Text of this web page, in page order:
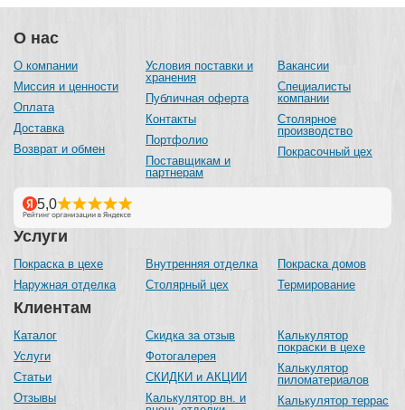
О нас
О компании
Миссия и ценности
Оплата
Доставка
Возврат и обмен
Условия поставки и
хранения
Публичная оферта
Контакты
Портфолио
Поставщикам и
партнерам
Вакансии
Специалисты
компании
Столярное
производство
Покрасочный цех
Услуги
Покраска в цехе
Наружная отделка
Внутренняя отделка
Столярный цех
Покраска домов
Термирование
Клиентам
Каталог
Услуги
Статьи
Отзывы
Скидка за отзыв
Фотогалерея
СКИДКИ и АКЦИИ
Калькулятор вн. и
Калькулятор
покраски в цехе
Калькулятор
пиломатериалов
Калькулятор террас